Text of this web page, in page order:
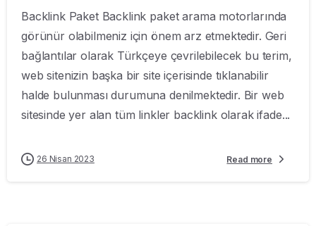
Backlink Paket Backlink paket arama motorlarında
görünür olabilmeniz için önem arz etmektedir. Geri
bağlantılar olarak Türkçeye çevrilebilecek bu terim,
web sitenizin başka bir site içerisinde tıklanabilir
halde bulunması durumuna denilmektedir. Bir web
sitesinde yer alan tüm linkler backlink olarak ifade...
26 Nisan 2023 Read more